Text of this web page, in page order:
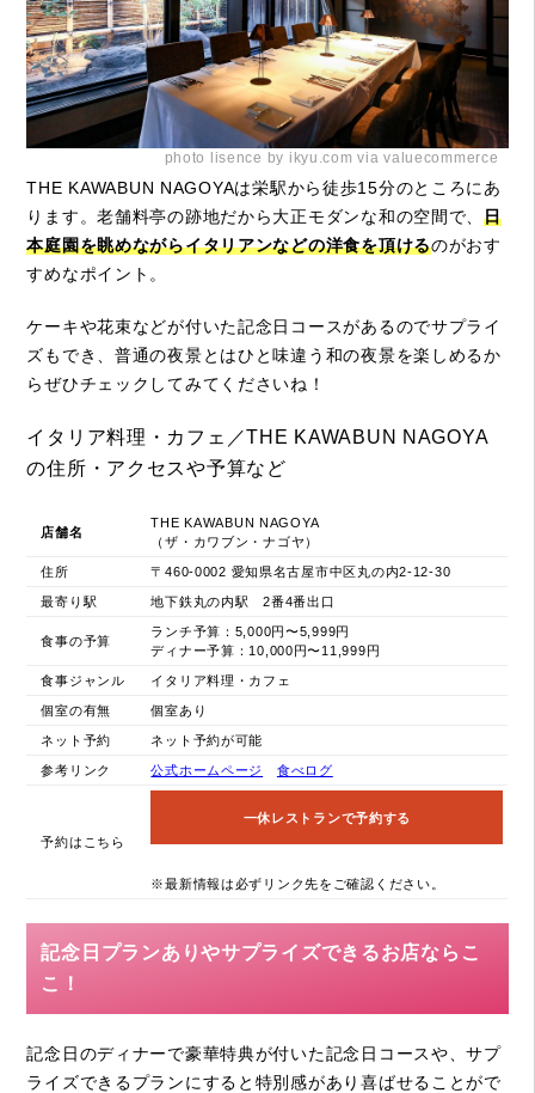
photo lisence by ikyu.com via valuecommerce
THE KAWABUN NAGOYAは栄駅から徒歩15分のところにあ
ります。老舗料亭の跡地だから大正モダンな和の空間で、日
本庭園を眺めながらイタリアンなどの洋食を頂けるのがおす
すめなポイント。
ケーキや花束などが付いた記念日コースがあるのでサプライ
ズもでき、普通の夜景とはひと味違う和の夜景を楽しめるか
らぜひチェックしてみてくださいね！
イタリア料理・カフェ／THE KAWABUN NAGOYA
の住所・アクセスや予算など
店舗名
THE KAWABUN NAGOYA
（ザ・カワブン・ナゴヤ）
住所 〒460-0002 愛知県名古屋市中区丸の内2-12-30
最寄り駅 地下鉄丸の内駅 2番4番出口
食事の予算
ランチ予算：5,000円〜5,999円
ディナー予算：10,000円〜11,999円
食事ジャンル イタリア料理・カフェ
個室の有無 個室あり
ネット予約 ネット予約が可能
参考リンク 公式ホームページ 食べログ
予約はこちら
一休レストランで予約する
※最新情報は必ずリンク先をご確認ください。
記念日プランありやサプライズできるお店ならこ
こ！
記念日のディナーで豪華特典が付いた記念日コースや、サプ
ライズできるプランにすると特別感があり喜ばせることがで